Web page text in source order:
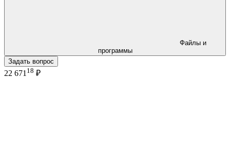
программы
Задать вопрос
22 671 18 ₽